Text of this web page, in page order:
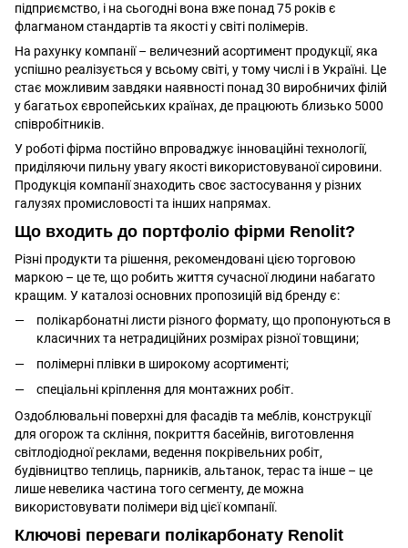
підприємство, і на сьогодні вона вже понад 75 років є
флагманом стандартів та якості у світі полімерів.
На рахунку компанії – величезний асортимент продукції, яка
успішно реалізується у всьому світі, у тому числі і в Україні. Це
стає можливим завдяки наявності понад 30 виробничих філій
у багатьох європейських країнах, де працюють близько 5000
співробітників.
У роботі фірма постійно впроваджує інноваційні технології,
приділяючи пильну увагу якості використовуваної сировини.
Продукція компанії знаходить своє застосування у різних
галузях промисловості та інших напрямах.
Що входить до портфоліо фірми Renolit?
Різні продукти та рішення, рекомендовані цією торговою
маркою – це те, що робить життя сучасної людини набагато
кращим. У каталозі основних пропозицій від бренду є:
полікарбонатні листи різного формату, що пропонуються в
класичних та нетрадиційних розмірах різної товщини;
полімерні плівки в широкому асортименті;
спеціальні кріплення для монтажних робіт.
Оздоблювальні поверхні для фасадів та меблів, конструкції
для огорож та скління, покриття басейнів, виготовлення
світлодіодної реклами, ведення покрівельних робіт,
будівництво теплиць, парників, альтанок, терас та інше – це
лише невелика частина того сегменту, де можна
використовувати полімери від цієї компанії.
Ключові переваги полікарбонату Renolit